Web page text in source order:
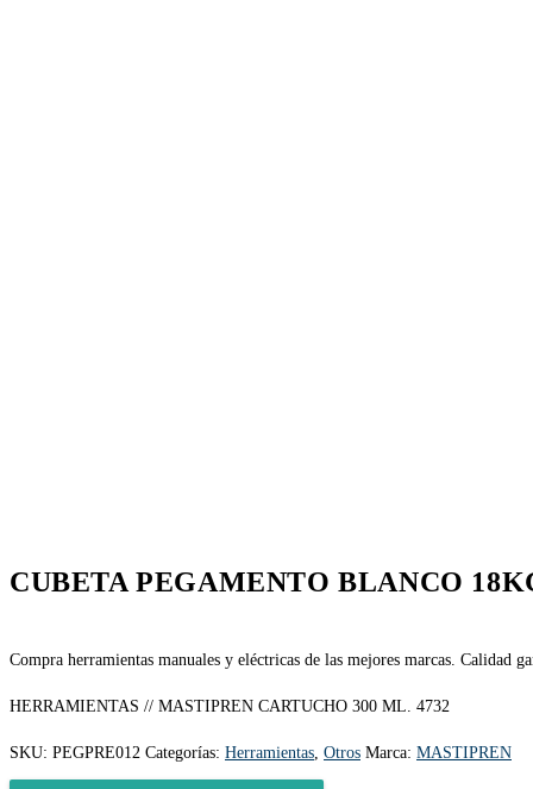
CUBETA PEGAMENTO BLANCO
Compra herramientas manuales y eléctricas de las mejores marcas. Calidad
HERRAMIENTAS // MASTIPREN CARTUCHO 300 ML. 4732
SKU: PEGPRE012 Categorías: Herramientas Otros Marca: MASTIPREN